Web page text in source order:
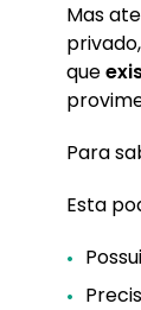
Mas
privado,
que
Para
Esta